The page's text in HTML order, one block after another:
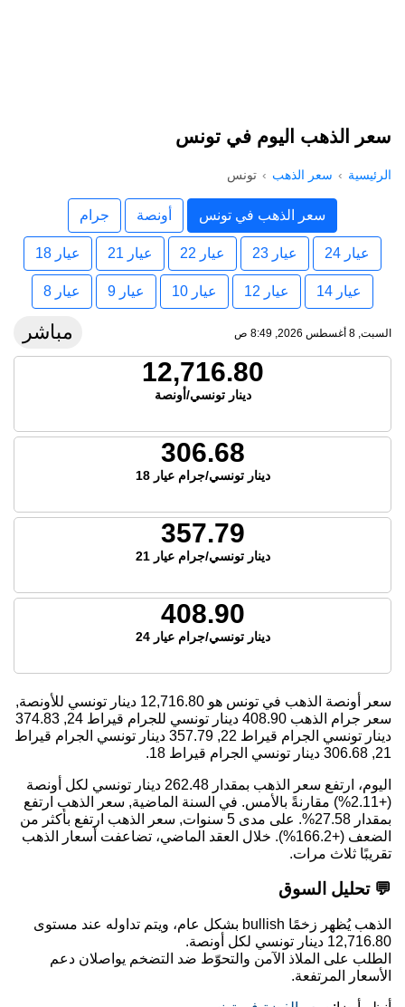
سعر الذهب اليوم في تونس
الرئيسية سعر الذهب تونس
سعر الذهب في تونس أونصة جرام
عيار 24 عيار 23 عيار 22 عيار 21 عيار 18
عيار 14 عيار 12 عيار 10 عيار 9 عيار 8
السبت, 8 أغسطس 2026, 8:49 ص مباشر
12,716.80
دينار تونسي/أونصة
306.68
دينار تونسي/جرام عيار 18
357.79
دينار تونسي/جرام عيار 21
408.90
دينار تونسي/جرام عيار 24
سعر أونصة الذهب في تونس هو 12,716.80 دينار تونسي للأونصة,
سعر جرام الذهب 408.90 دينار تونسي للجرام قيراط 24,
374.83
دينار تونسي الجرام قيراط 22,
357.79 دينار تونسي الجرام قيراط
21,
306.68 دينار تونسي الجرام قيراط 18.
اليوم، ارتفع سعر الذهب بمقدار 262.48 دينار تونسي لكل أونصة
(+2.11%) مقارنةً بالأمس. في السنة الماضية, سعر الذهب ارتفع
بمقدار 27.58%. على مدى 5 سنوات, سعر الذهب ارتفع بأكثر من
الضعف (+166.2%). خلال العقد الماضي، تضاعفت أسعار الذهب
تقريبًا ثلاث مرات.
💬 تحليل السوق
الذهب يُظهر زخمًا bullish بشكل عام، ويتم تداوله عند مستوى
12,716.80 دينار تونسي لكل أونصة.
الطلب على الملاذ الآمن والتحوّط ضد التضخم يواصلان دعم
الأسعار المرتفعة.